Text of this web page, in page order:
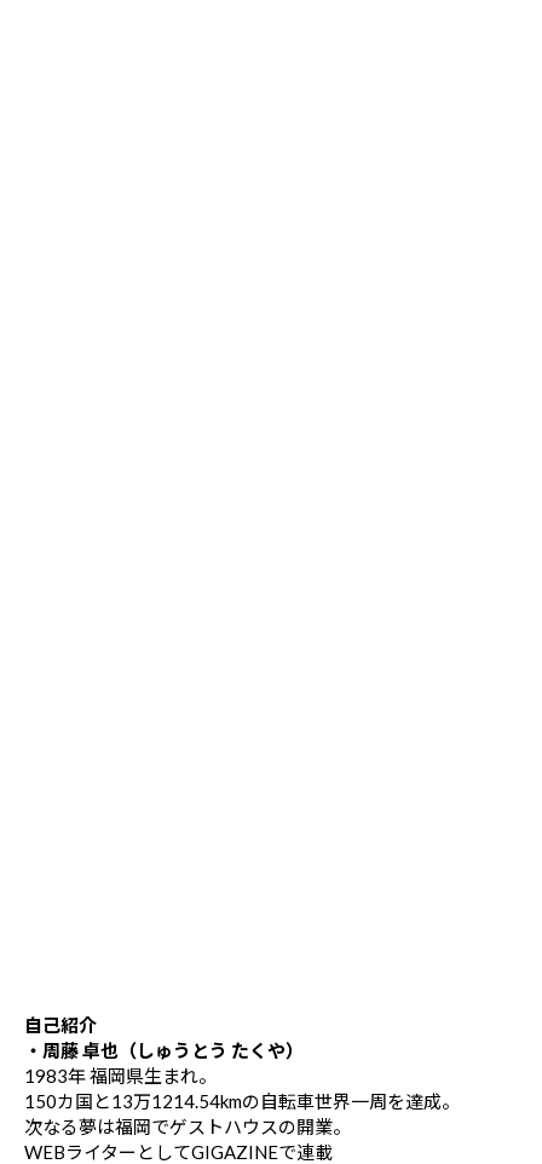
自己紹介
・周藤 卓也（しゅうとう たくや）
1983年 福岡県生まれ。
150カ国と13万1214.54kmの自転車世界一周を達成。
次なる夢は福岡でゲストハウスの開業。
WEBライターとしてGIGAZINEで連載